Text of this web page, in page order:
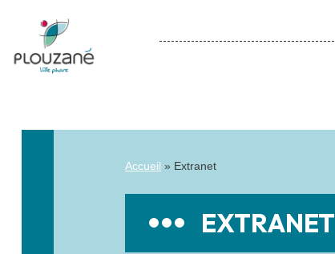
Accueil » Extranet
EXTRANET